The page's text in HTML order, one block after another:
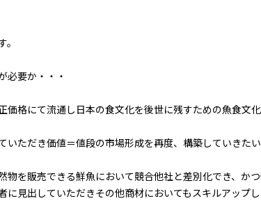
必要か・・・
格にて流通し日本の食文化を後世に残すための魚食文化
ただき価値＝値段の市場形成を再度、構築していきたい
物を販売できる鮮魚において競合他社と差別化でき、か
見出していただきその他商材においてもスキルアップし